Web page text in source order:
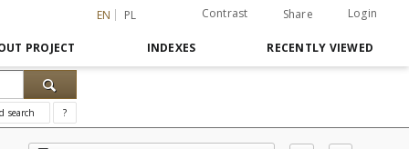
EN PL Contrast Share Login
PROJECT INDEXES RECENTLY VIEWED
search ?